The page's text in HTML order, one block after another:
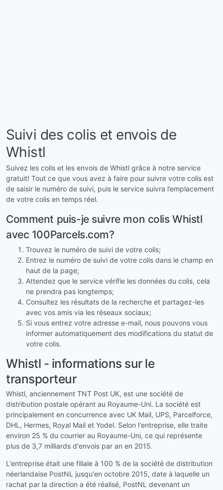
Suivi des colis et envois de
Whistl
Suivez les colis et les envois de Whistl grâce à notre service
gratuit! Tout ce que vous avez à faire pour suivre votre colis est
de saisir le numéro de suivi, puis le service suivra l’emplacement
de votre colis en temps réel.
Comment puis-je suivre mon colis Whistl
avec 100Parcels.com?
Trouvez le numéro de suivi de votre colis;
Entrez le numéro de suivi de votre colis dans le champ en
haut de la page;
Attendez que le service vérifie les données du colis, cela
ne prendra pas longtemps;
Consultez les résultats de la recherche et partagez-les
avec vos amis via les réseaux sociaux;
Si vous entrez votre adresse e-mail, nous pouvons vous
informer automatiquement des modifications du statut de
votre colis.
Whistl - informations sur le
transporteur
Whistl, anciennement TNT Post UK, est une société de
distribution postale opérant au Royaume-Uni. La société est
principalement en concurrence avec UK Mail, UPS, Parcelforce,
DHL, Hermes, Royal Mail et Yodel. Selon l'entreprise, elle traite
environ 25 % du courrier au Royaume-Uni, ce qui représente
plus de 3,7 milliards d'envois par an en 2015.
L'entreprise était une filiale à 100 % de la société de distribution
néerlandaise PostNL jusqu'en octobre 2015, date à laquelle un
rachat par la direction a été réalisé, PostNL devenant un